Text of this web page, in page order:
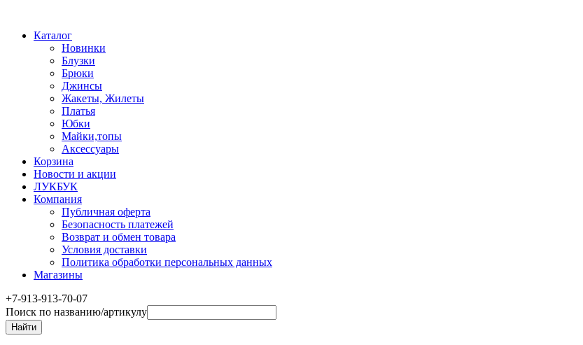
Каталог
Новинки
Блузки
Брюки
Джинсы
Жакеты, Жилеты
Платья
Юбки
Майки,топы
Аксессуары
Корзина
Новости и акции
ЛУКБУК
Компания
Публичная оферта
Безопасность платежей
Возврат и обмен товара
Условия доставки
Политика обработки персональных данных
Магазины
+7-913-913-70-07
Поиск по названию/артикулу